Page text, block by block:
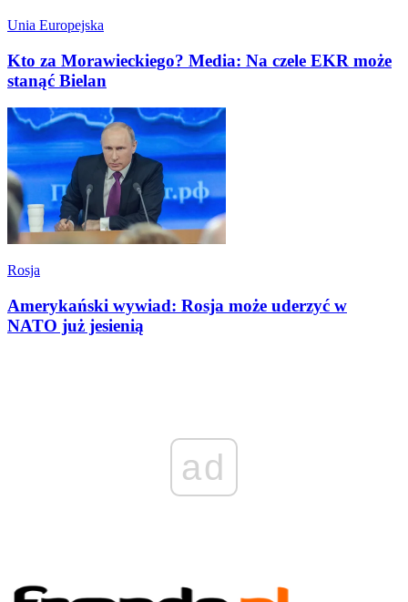
Unia Europejska
Kto za Morawieckiego? Media: Na czele EKR może
stanąć Bielan
Rosja
Amerykański wywiad: Rosja może uderzyć w
NATO już jesienią
ad